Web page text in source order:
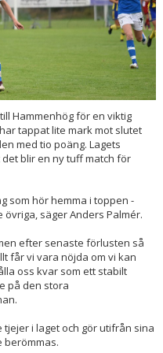
Hammenhög för en viktig
tappat lite mark mot slutet
med tio poäng. Lagets
blir en ny tuff match för
som hör hemma i toppen -
säger Anders Palmér.
efter senaste förlusten så
får vi vara nöjda om vi kan
oss kvar som ett stabilt
på den stora
i laget och gör utifrån sina
berömmas.